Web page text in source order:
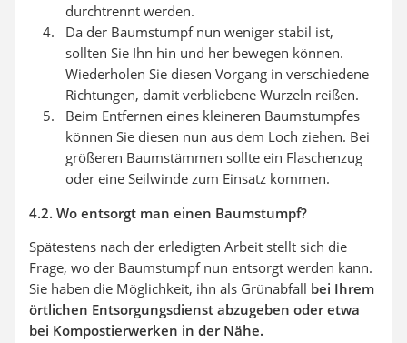
durchtrennt werden.
Da der Baumstumpf nun weniger stabil ist,
sollten Sie Ihn hin und her bewegen können.
Wiederholen Sie diesen Vorgang in verschiedene
Richtungen, damit verbliebene Wurzeln reißen.
Beim Entfernen eines kleineren Baumstumpfes
können Sie diesen nun aus dem Loch ziehen. Bei
größeren Baumstämmen sollte ein Flaschenzug
oder eine Seilwinde zum Einsatz kommen.
4.2. Wo entsorgt man einen Baumstumpf?
Spätestens nach der erledigten Arbeit stellt sich die
Frage, wo der Baumstumpf nun entsorgt werden kann.
Sie haben die Möglichkeit, ihn als Grünabfall bei Ihrem
örtlichen Entsorgungsdienst abzugeben oder etwa
bei Kompostierwerken in der Nähe.